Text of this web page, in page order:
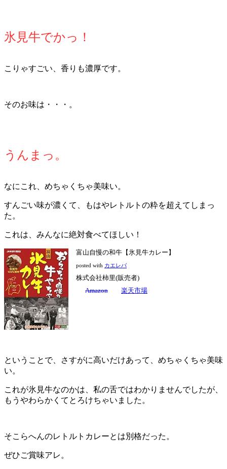
氷見牛でかっ！
こりゃすごい、香りも濃厚です。
そのお味は・・・。
うんまっ。
なにこれ、めちゃくちゃ美味い。
すんごい味が濃くて、もはやレトルトの粋を超えてしまっ
た。
これは、みんなに絶対食べてほしい！
富山自慢の和牛【氷見牛カレー】
posted with カエレバ
株式会社柿里(販売者)
Amazon
楽天市場
ということで、さすがに高いだけあって、めちゃくちゃ美味
い。
これが氷見牛なのかは、私の舌ではわかりませんでしたが、
もうやわらかくてとろけちゃいました。
そこらへんのレトルトカレーとは別格だった。
ぜひご賞味アレ。